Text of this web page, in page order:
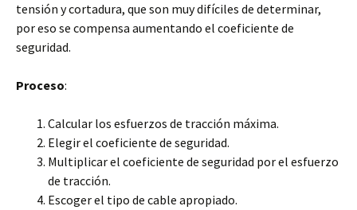
tensión y cortadura, que son muy difíciles de determinar,
por eso se compensa aumentando el coeficiente de
seguridad.
Proceso:
Calcular los esfuerzos de tracción máxima.
Elegir el coeficiente de seguridad.
Multiplicar el coeficiente de seguridad por el esfuerzo
de tracción.
Escoger el tipo de cable apropiado.